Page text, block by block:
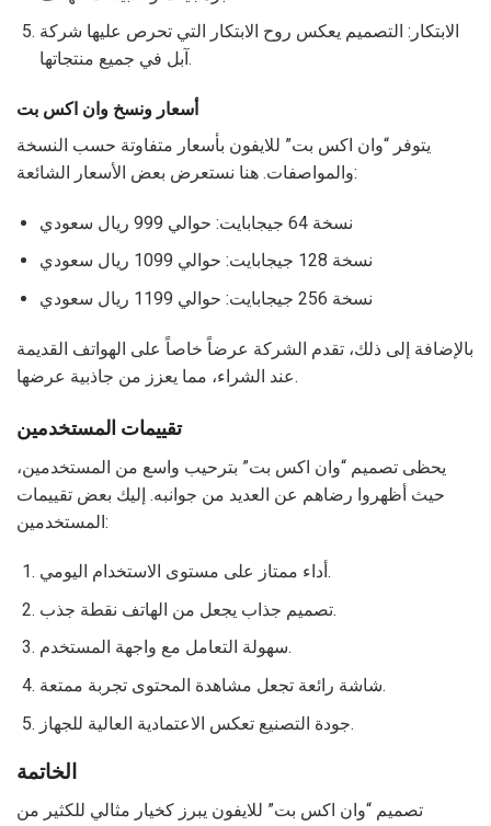
الابتكار: التصميم يعكس روح الابتكار التي تحرص عليها شركة
آبل في جميع منتجاتها.
أسعار ونسخ وان اكس بت
يتوفر “وان اكس بت” للايفون بأسعار متفاوتة حسب النسخة
والمواصفات. هنا نستعرض بعض الأسعار الشائعة:
نسخة 64 جيجابايت: حوالي 999 ريال سعودي
نسخة 128 جيجابايت: حوالي 1099 ريال سعودي
نسخة 256 جيجابايت: حوالي 1199 ريال سعودي
بالإضافة إلى ذلك، تقدم الشركة عرضاً خاصاً على الهواتف القديمة
عند الشراء، مما يعزز من جاذبية عرضها.
تقييمات المستخدمين
يحظى تصميم “وان اكس بت” بترحيب واسع من المستخدمين،
حيث أظهروا رضاهم عن العديد من جوانبه. إليك بعض تقييمات
المستخدمين:
أداء ممتاز على مستوى الاستخدام اليومي.
تصميم جذاب يجعل من الهاتف نقطة جذب.
سهولة التعامل مع واجهة المستخدم.
شاشة رائعة تجعل مشاهدة المحتوى تجربة ممتعة.
جودة التصنيع تعكس الاعتمادية العالية للجهاز.
الخاتمة
تصميم “وان اكس بت” للايفون يبرز كخيار مثالي للكثير من